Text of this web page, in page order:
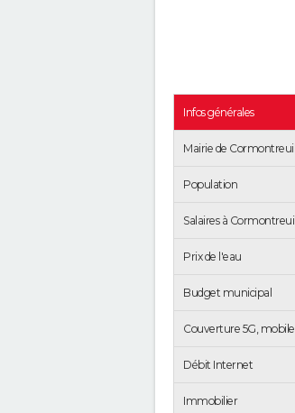
Infos générales
Mairie de Cormontreuil
Population
Salaires à Cormontreuil
Prix de l'eau
Budget municipal
Couverture 5G, mobile
Débit Internet
Immobilier